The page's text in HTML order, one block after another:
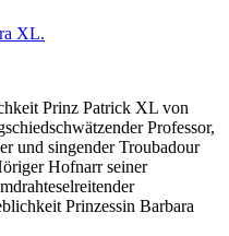
XL.
Prinz Patrick XL von
Professor,
und singender Troubadour
Hofnarr seiner
Prinzessin Barbara